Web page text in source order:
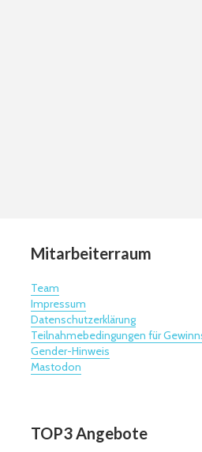
Mitarbeiterraum
Team
Impressum
Datenschutzerklärung
Teilnahmebedingungen für
Gender-Hinweis
Mastodon
TOP3 Angebote